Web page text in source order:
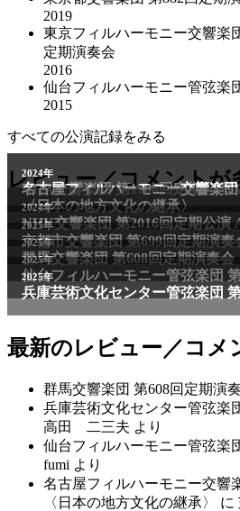
2019
東京フィルハーモニー交響楽
定期演奏会
2016
仙台フィルハーモニー管弦楽
2015
すべての公演記録をみる
レビュー／コメントが
2011年
NHK交響楽団 第1706回定期公演
2024年
名古屋フィルハーモニー交響楽
〈日本の地方文化の継承〉
2024年
NHK交響楽団 第2016回定期公演
2025年
京都市交響楽団 第699回定期演奏
2025年
群馬交響楽団 第608回定期演奏会
2025年
仙台フィルハーモニー管弦楽団
2025年
兵庫芸術文化センター管弦楽団
最新のレビュー／コメ
群馬交響楽団 第608回定期演
兵庫芸術文化センター管弦楽
高田 二三夫 より
仙台フィルハーモニー管弦楽
fumi より
名古屋フィルハーモニー交響
〈日本の地方文化の継承〉
に